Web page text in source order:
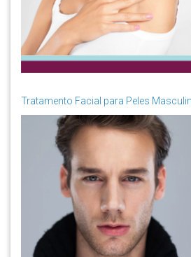
Tratamento Facial para Peles